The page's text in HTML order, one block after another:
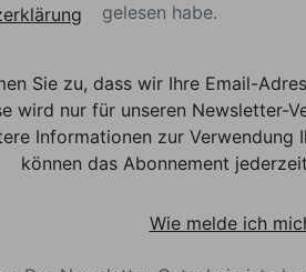
gelesen habe.
Sie zu, dass wir Ihre Email-
wird nur für unseren Newsletter-
Informationen zur
können das Abonnement
Wie melde ich